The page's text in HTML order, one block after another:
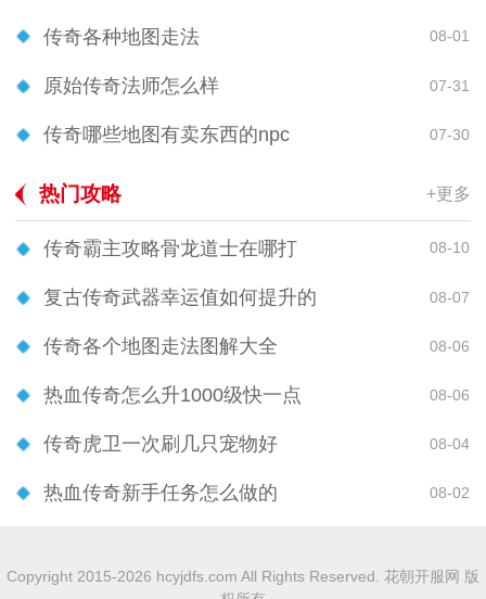
传奇各种地图走法 08-01
原始传奇法师怎么样 07-31
传奇哪些地图有卖东西的npc 07-30
热门攻略 +更多
传奇霸主攻略骨龙道士在哪打 08-10
复古传奇武器幸运值如何提升的 08-07
传奇各个地图走法图解大全 08-06
热血传奇怎么升1000级快一点 08-06
传奇虎卫一次刷几只宠物好 08-04
热血传奇新手任务怎么做的 08-02
Copyright 2015-2026 hcyjdfs.com All Rights Reserved. 花朝开服网 版